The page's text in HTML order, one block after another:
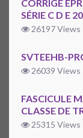
CORRIGÉ
SÉRIE C D E
26197 Views
SVTEEHB-
26039 Views
FASCICULE
CLASSE DE
25315 Views